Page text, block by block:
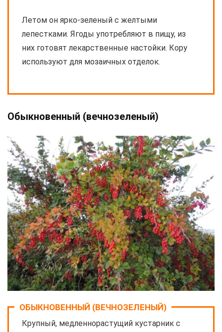
Летом он ярко-зеленый с желтыми
лепестками. Ягоды употребляют в пищу, из
них готовят лекарственные настойки. Кору
используют для мозаичных отделок.
Обыкновенный (вечнозеленый)
ОБЫКНОВЕННЫЙ (ВЕЧНОЗЕЛЕНЫЙ)
Крупный, медленнорастущий кустарник с